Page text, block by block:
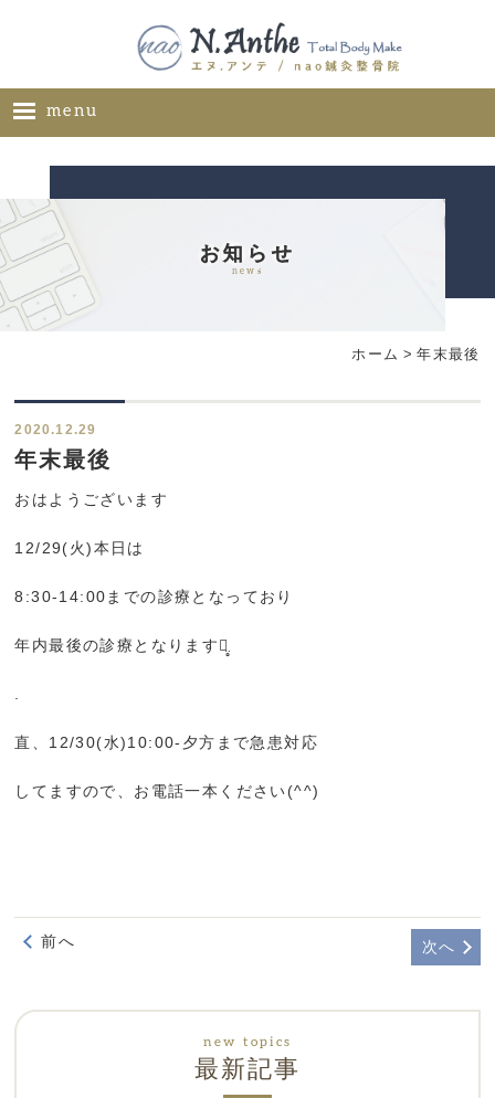
menu
メニュー
ギャラリー
ブログ
お知らせ
news
ホーム >年末最後
2020.12.29
年末最後
おはようございます
12/29(火)本日は
8:30-14:00までの診療となっており
年内最後の診療となりますꪔ̤̥ ‎
直、12/30(水)10:00-夕方まで急患対応
してますので、お電話一本ください(^^)
前へ 次へ
最新記事